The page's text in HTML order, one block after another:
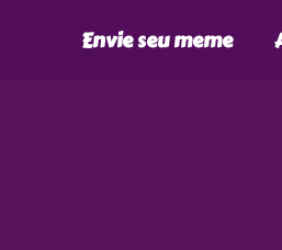
Envie seu meme